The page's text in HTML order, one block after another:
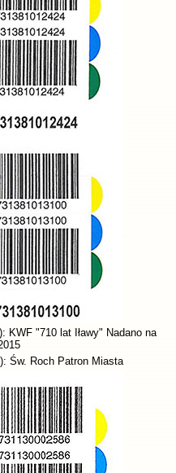
KWF "710 lat Iławy" Nadano na
Św. Roch Patron Miasta